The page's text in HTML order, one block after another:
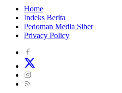
Home
Indeks Berita
Pedoman Media Siber
Privacy Policy